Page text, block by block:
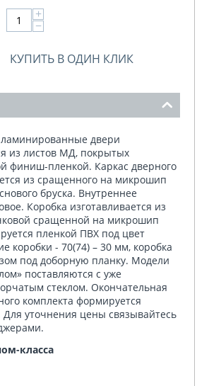
+
−
КУПИТЬ В ОДИН КЛИК
двери
из листов МД, покрытых
финиш-пленкой. Каркас дверного
из сращенного на микрошип
бруска. Внутреннее
Коробка изготавливается из
сращенной на микрошип
пленкой ПВХ под цвет
коробки - 70(74) – 30 мм, коробка
под доборную планку. Модели
поставляются с уже
стеклом. Окончательная
комплекта формируется
Для уточнения цены связывайтесь
класса